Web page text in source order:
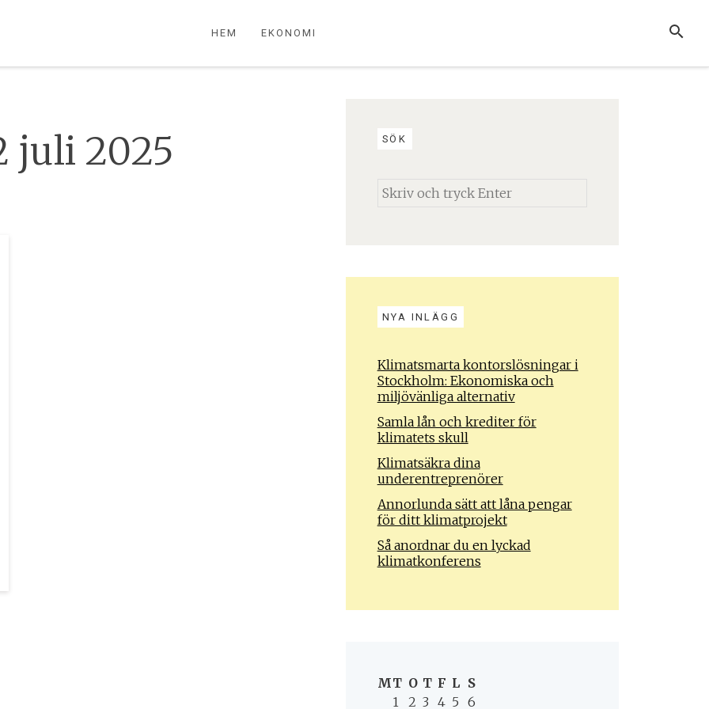
SEARCH
HEM EKONOMI
juli 2025 SÖK
Search
for:
NYA INLÄGG
Klimatsmarta kontorslösningar i
Stockholm: Ekonomiska och
miljövänliga alternativ
Samla lån och krediter för
klimatets skull
Klimatsäkra dina
underentreprenörer
Annorlunda sätt att låna pengar
för ditt klimatprojekt
Så anordnar du en lyckad
klimatkonferens
MT O T F L S
1
2 3 4 5 6